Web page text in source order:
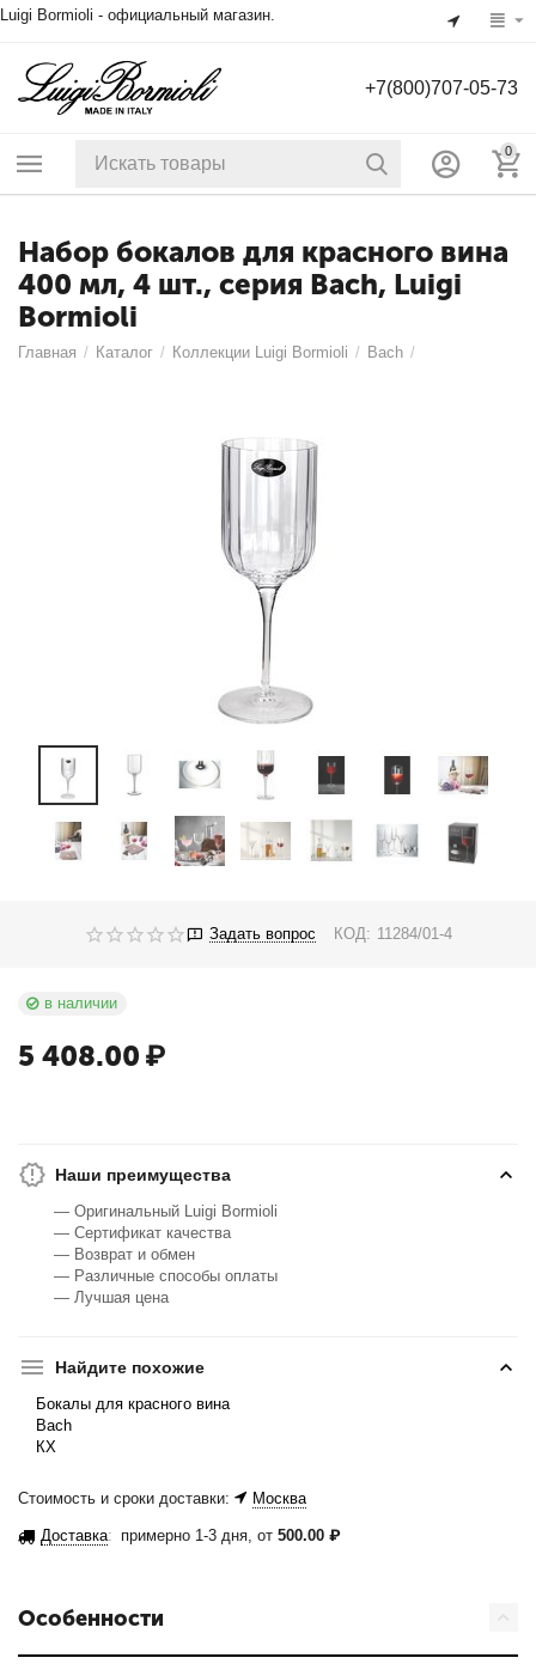
Luigi Bormioli - официальный магазин.
+7(800)707-05-73
0
Набор бокалов для красного вина
400 мл, 4 шт., серия Bach, Luigi
Bormioli
Главная / Каталог / Коллекции Luigi Bormioli / Bach /
Задать вопрос КОД: 11284/01-4
в наличии
5 408.00 ₽
Наши преимущества
— Оригинальный Luigi Bormioli
— Сертификат качества
— Возврат и обмен
— Различные способы оплаты
— Лучшая цена
Найдите похожие
Бокалы для красного вина
Bach
КХ
Стоимость и сроки доставки: Москва
Доставка: примерно 1-3 дня, от500.00 ₽
Особенности